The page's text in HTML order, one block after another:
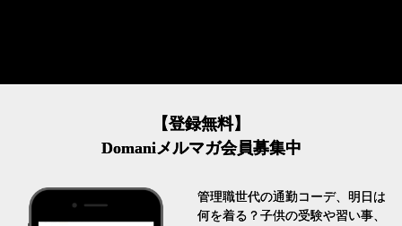
【登録無料】
Domaniメルマガ会員募集中
管理職世代の通勤コーデ、明日は
何を着る？子供の受験や習い事、